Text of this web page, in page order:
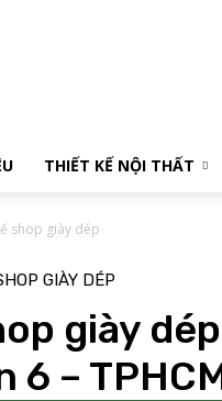
THIẾT KẾ NỘI THẤT
shop giày dép
GIÀY DÉP
giày
6 –